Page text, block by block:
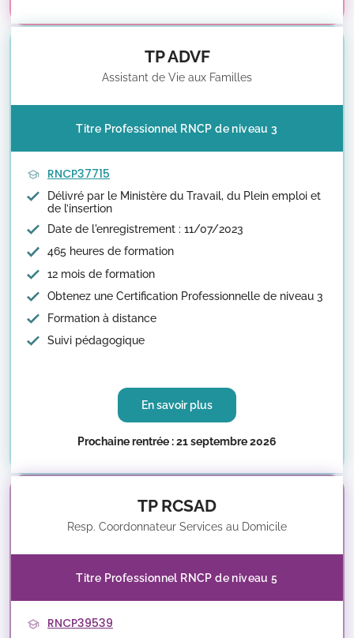
TP ADVF
Assistant de Vie aux Familles
Titre Professionnel RNCP de niveau 3
RNCP37715
Délivré par le Ministère du Travail, du Plein emploi et
de l’insertion
Date de l'enregistrement : 11/07/2023
465 heures de formation
12 mois de formation
Obtenez une Certification Professionnelle de niveau 3
Formation à distance
Suivi pédagogique
En savoir plus
Prochaine rentrée : 21 septembre 2026
TP RCSAD
Resp. Coordonnateur Services au Domicile
Titre Professionnel RNCP de niveau 5
RNCP39539